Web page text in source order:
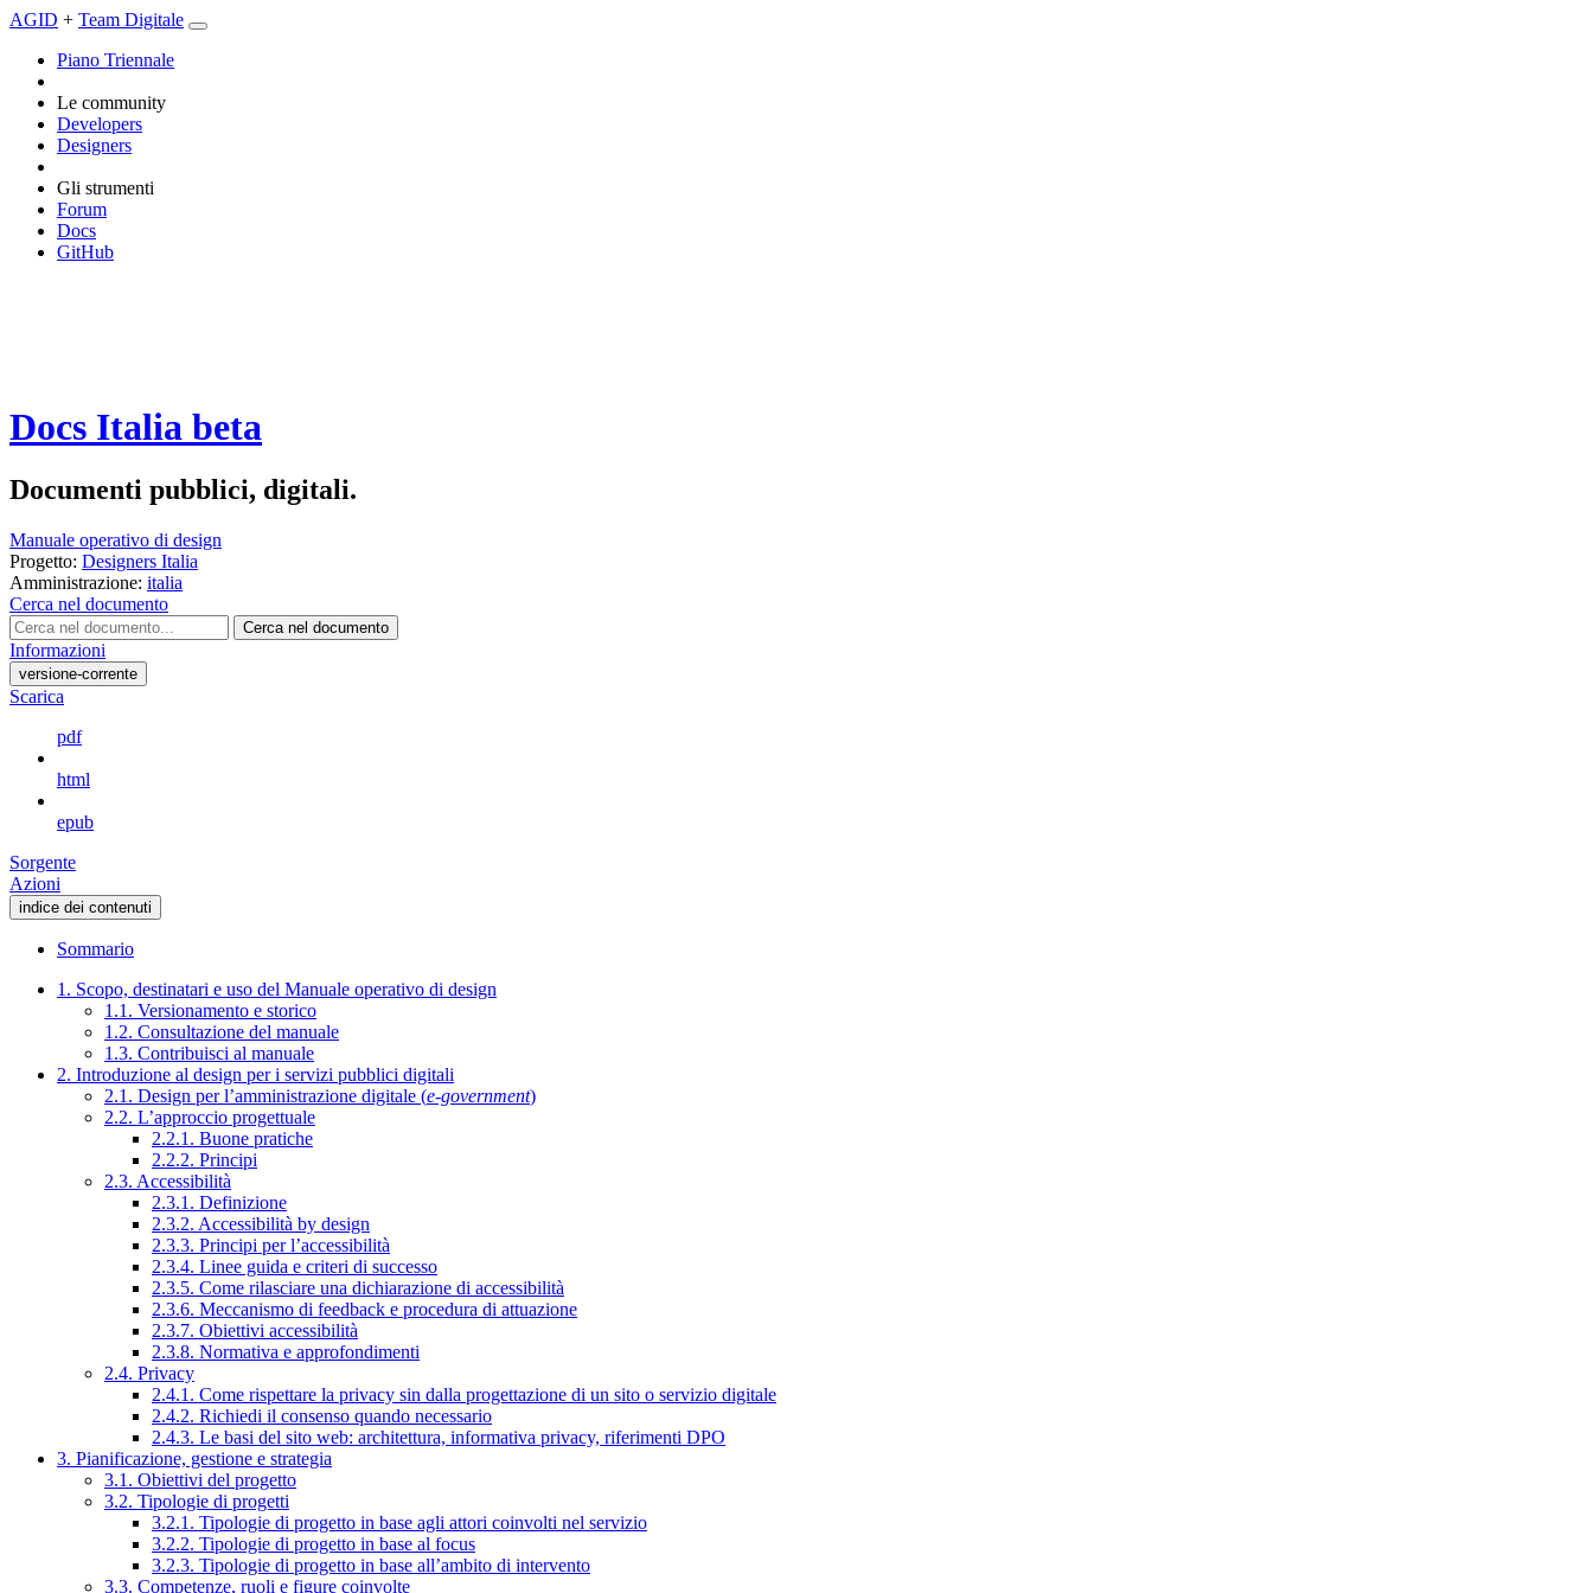
AGID + Team Digitale
Piano Triennale
Le community
Developers
Designers
Gli strumenti
Forum
Docs
GitHub
Docs Italia beta
Documenti pubblici, digitali.
Manuale operativo di design
Progetto: Designers Italia
Amministrazione: italia
Cerca nel documento
Cerca nel documento
Informazioni
versione-corrente
Scarica
pdf
html
epub
Sorgente
Azioni
indice dei contenuti
Sommario
1. Scopo, destinatari e uso del Manuale operativo di design
1.1. Versionamento e storico
1.2. Consultazione del manuale
1.3. Contribuisci al manuale
2. Introduzione al design per i servizi pubblici digitali
2.1. Design per l’amministrazione digitale (e-government)
2.2. L’approccio progettuale
2.2.1. Buone pratiche
2.2.2. Principi
2.3. Accessibilità
2.3.1. Definizione
2.3.2. Accessibilità by design
2.3.3. Principi per l’accessibilità
2.3.4. Linee guida e criteri di successo
2.3.5. Come rilasciare una dichiarazione di accessibilità
2.3.6. Meccanismo di feedback e procedura di attuazione
2.3.7. Obiettivi accessibilità
2.3.8. Normativa e approfondimenti
2.4. Privacy
2.4.1. Come rispettare la privacy sin dalla progettazione di un sito o servizio digitale
2.4.2. Richiedi il consenso quando necessario
2.4.3. Le basi del sito web: architettura, informativa privacy, riferimenti DPO
3. Pianificazione, gestione e strategia
3.1. Obiettivi del progetto
3.2. Tipologie di progetti
3.2.1. Tipologie di progetto in base agli attori coinvolti nel servizio
3.2.2. Tipologie di progetto in base al focus
3.2.3. Tipologie di progetto in base all’ambito di intervento
3.3. Competenze, ruoli e figure coinvolte